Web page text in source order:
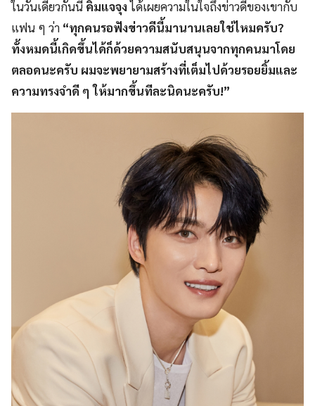
ในวันเดียวกันนี้ คิมแจจุงได้เผยความในใจถึงข่าวดีของเขากับ
แฟน ๆ ว่า “ทุกคนรอฟังข่าวดีนี้มานานเลยใช่ไหมครับ?
ทั้งหมดนี้เกิดขึ้นได้ก็ด้วยความสนับสนุนจากทุกคนมาโดย
ตลอดนะครับ ผมจะพยายามสร้างที่เต็มไปด้วยรอยยิ้มและ
ความทรงจำดี ๆ ให้มากขึ้นทีละนิดนะครับ!”